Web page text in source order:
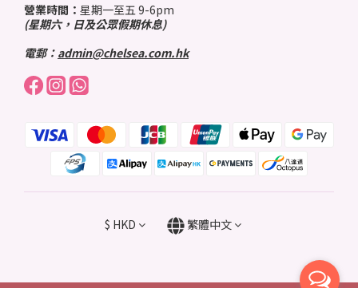
營業時間： 星期一至五 9-6pm
(星期六，日及公眾假期休息)
電郵： admin@chelsea.com.hk
$ HKD 繁體中文